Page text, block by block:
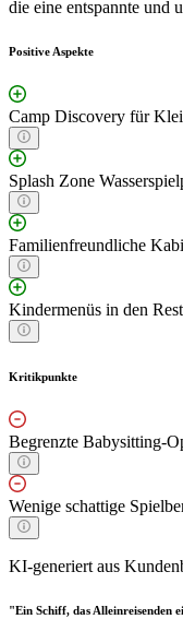
die eine entspannte und
Positive Aspekte
Camp Discovery für
Splash Zone
Familienfreundliche
Kindermenüs in den
Kritikpunkte
Begrenzte Babysitting-
Wenige schattige
KI-generiert aus
"Ein Schiff, das Alleinreisenden